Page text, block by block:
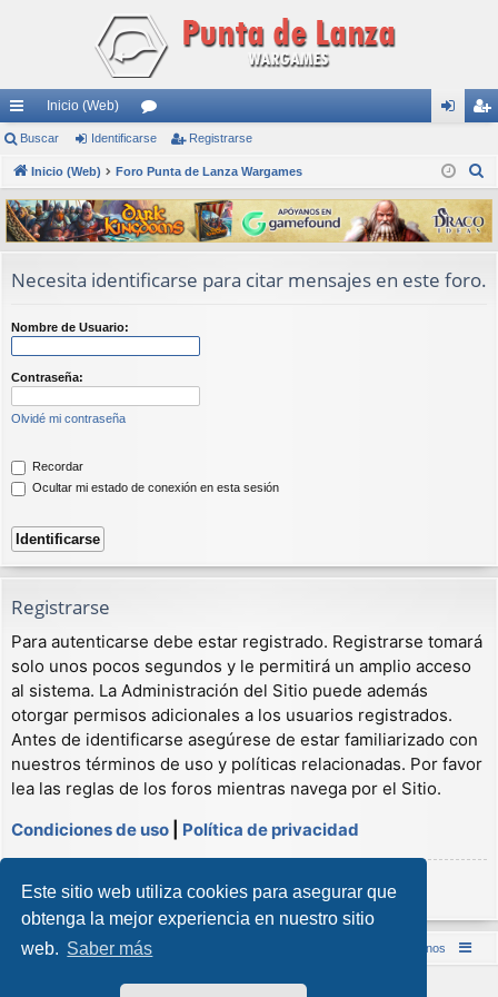
Este sitio web utiliza cookies para asegurar que
obtenga la mejor experiencia en nuestro sitio
web. Saber más
nl
ac
es
rá
pi
s
Inicio (Web)
or
os nti
fic
ar
se
ist
ra
rs
Buscar Identificarse Registrarse
Inicio (Web) Foro Punta de Lanza Wargames
s
c
Necesita identificarse para citar mensajes en este foro.
Nombre de Usuario:
Contraseña:
Olvidé mi contraseña
Recordar
Ocultar mi estado de conexión en esta sesión
Registrarse
Para autenticarse debe estar registrado. Registrarse tomará
solo unos pocos segundos y le permitirá un amplio acceso
al sistema. La Administración del Sitio puede además
otorgar permisos adicionales a los usuarios registrados.
Antes de identificarse asegúrese de estar familiarizado con
nuestros términos de uso y políticas relacionadas. Por favor
lea las reglas de los foros mientras navega por el Sitio.
Condiciones de uso
Política de privacidad
Registrarse
Inicio (Web) Foro Punta de Lanza Wargames Contáctenos
Desarrollado porphpBB® Forum Software © phpBB Limited